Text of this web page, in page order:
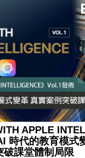
APPLE
時代的教育模式
破課堂體制局限